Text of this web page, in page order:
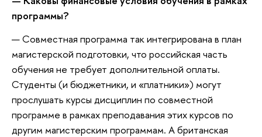
программы?
— Совместная программа так интегрирована в план
магистерской подготовки, что российская часть
обучения не требует дополнительной оплаты.
Студенты (и бюджетники, и «платники») могут
прослушать курсы дисциплин по совместной
программе в рамках преподавания этих курсов по
другим магистерским программам. А британская